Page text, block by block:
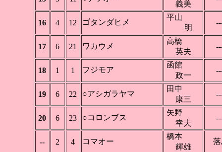
義美
16 4 12 ゴタンダヒメ
平山
明
17 6 21 ワカウメ
高橋
英夫
18 1 1 フジモア
函館
政一
19 6 22 ○アシガラヤマ
田中
康三
20 6 23 ○コロンブス
矢野
幸夫
-- 2 4 コマオー
橋本
輝雄